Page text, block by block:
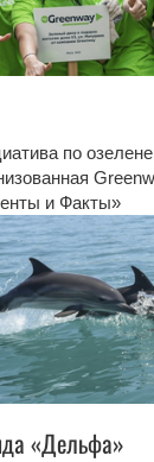
по
и Факты»
«Дельфа»